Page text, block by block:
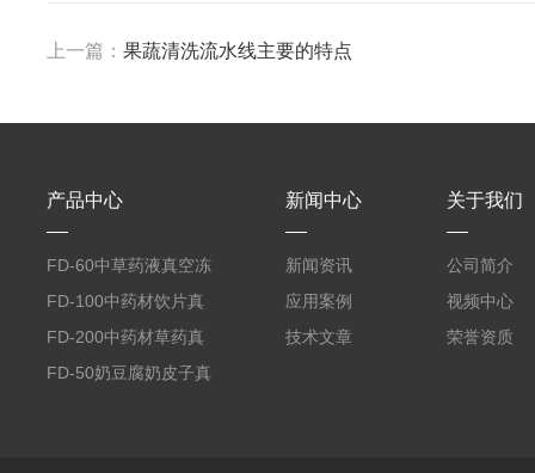
上一篇： 果蔬清洗流水线主要的特点
产品中心
FD-60中草药液真空冻
干机
FD-100中药材饮片真
空冻干机
FD-200中药材草药真
空冻干机
FD-50奶豆腐奶皮子真
新闻中心
新闻资讯
应用案例
技术文章
关于我们
公司简介
视频中心
荣誉资质